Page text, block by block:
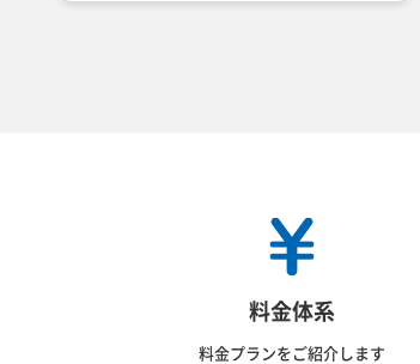
料金体系
料金プランをご紹介します